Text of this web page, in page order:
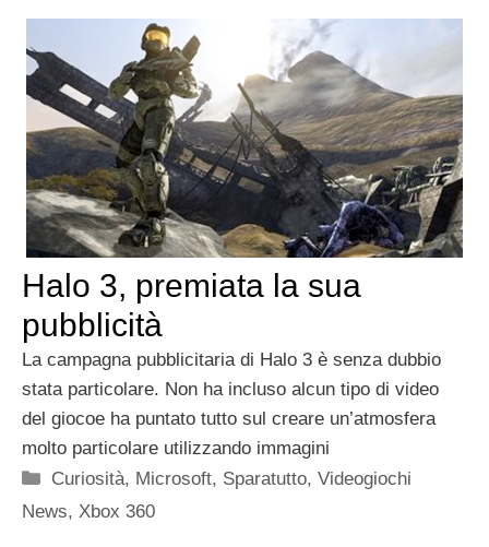
Halo 3, premiata la sua
pubblicità
La campagna pubblicitaria di Halo 3 è senza dubbio
stata particolare. Non ha incluso alcun tipo di video
del giocoe ha puntato tutto sul creare un’atmosfera
molto particolare utilizzando immagini
Categorie
Curiosità, Microsoft, Sparatutto,Videogiochi
News, Xbox 360